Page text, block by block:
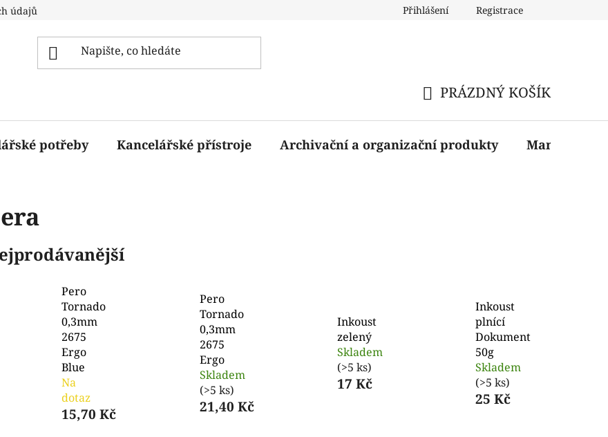
údajů Přihlášení Registrace
KOŠÍK
PRÁZDNÝ KOŠÍK
potřeby Kancelářské přístroje Archivační a organizační produkty Manažerské
Pero
Tornado
0,3mm
2675
Ergo
Blue
Na
dotaz
15,70 Kč
Pero
Tornado
0,3mm
2675
Ergo
Skladem
(>5 ks)
21,40 Kč
Inkoust
zelený
Skladem
(>5 ks)
17 Kč
Inkoust
plnící
Dokument
50g
Skladem
(>5 ks)
25 Kč